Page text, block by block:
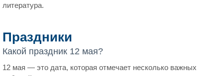
литература.
Праздники
Какой праздник 12 мая?
12 мая — это дата, которая отмечает несколько важных